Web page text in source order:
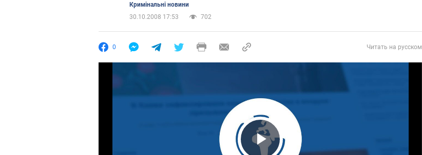
Кримінальні новини
30.10.2008 17:53
702
0 Читать на русском